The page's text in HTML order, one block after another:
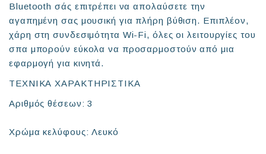
Bluetooth σάς επιτρέπει να απολαύσετε την
αγαπημένη σας μουσική για πλήρη βύθιση. Επιπλέον,
χάρη στη συνδεσιμότητα Wi-Fi, όλες οι λειτουργίες του
σπα μπορούν εύκολα να προσαρμοστούν από μια
εφαρμογή για κινητά.
ΤΕΧΝΙΚΑ ΧΑΡΑΚΤΗΡΙΣΤΙΚΑ
Αριθμός θέσεων: 3
Χρώμα κελύφους: Λευκό